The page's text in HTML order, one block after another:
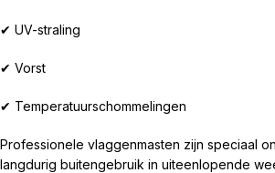
✔ UV-straling
✔ Vorst
✔ Temperatuurschommelingen
Professionele vlaggenmasten zijn speciaal
langdurig buitengebruik in uiteenlopende